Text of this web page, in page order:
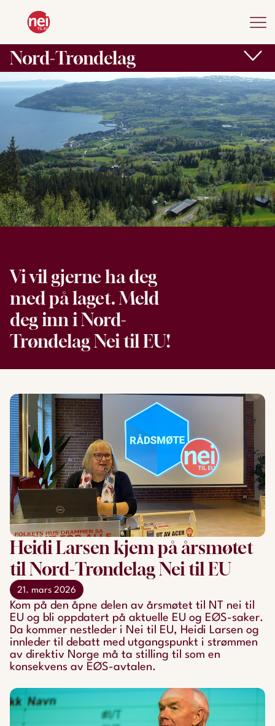
Nord-Trøndelag
Vi vil gjerne ha deg
med på laget. Meld
deg inn i Nord-
Trøndelag Nei til EU!
Heidi Larsen kjem på årsmøtet
til Nord-Trøndelag Nei til EU
21. mars 2026
Kom på den åpne delen av årsmøtet til NT nei til
EU og bli oppdatert på aktuelle EU og EØS-saker.
Da kommer nestleder i Nei til EU, Heidi Larsen og
innleder til debatt med utgangspunkt i strømmen
av direktiv Norge må ta stilling til som en
konsekvens av EØS-avtalen.